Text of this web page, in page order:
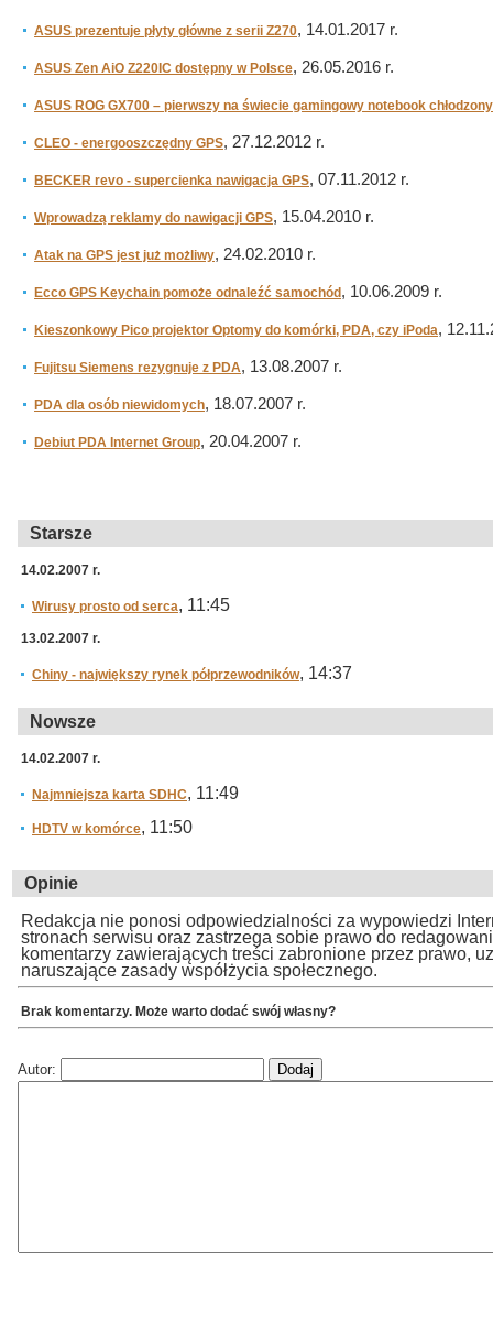
ASUS prezentuje płyty główne z serii Z270, 14.01.2017 r.
ASUS Zen AiO Z220IC dostępny w Polsce, 26.05.2016 r.
ASUS ROG GX700 – pierwszy na świecie gamingowy notebook
CLEO - energooszczędny GPS, 27.12.2012 r.
BECKER revo - supercienka nawigacja GPS, 07.11.2012 r.
Wprowadzą reklamy do nawigacji GPS, 15.04.2010 r.
Atak na GPS jest już możliwy, 24.02.2010 r.
Ecco GPS Keychain pomoże odnaleźć samochód , 10.06.2009 r.
Kieszonkowy Pico projektor Optomy do komórki, PDA, czy iPoda,
Fujitsu Siemens rezygnuje z PDA, 13.08.2007 r.
PDA dla osób niewidomych, 18.07.2007 r.
Debiut PDA Internet Group, 20.04.2007 r.
Starsze
14.02.2007 r.
Wirusy prosto od serca, 11:45
13.02.2007 r.
Chiny - największy rynek półprzewodników, 14:37
Nowsze
14.02.2007 r.
Najmniejsza karta SDHC, 11:49
HDTV w komórce, 11:50
Opinie
Redakcja nie ponosi odpowiedzialności za wypowiedzi
stronach serwisu oraz zastrzega sobie prawo do
komentarzy zawierających treści zabronione przez prawo,
naruszające zasady współżycia społecznego.
Brak komentarzy. Może warto dodać swój własny?
Autor: